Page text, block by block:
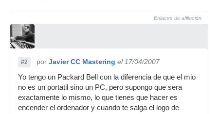
Enlaces de afiliación
#2 por Javier CC Mastering el 17/04/2007
Yo tengo un Packard Bell con la diferencia de que el mio
no es un portatil sino un PC, pero supongo que sera
exactamente lo mismo, lo que tienes que hacer es
encender el ordenador y cuando te salga el logo de